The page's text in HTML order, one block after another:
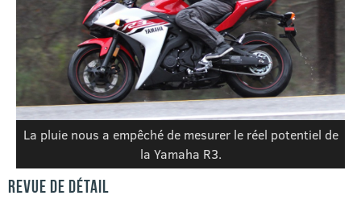
La pluie nous a empêché de mesurer le réel potentiel de
la Yamaha R3.
REVUE DE DÉTAIL